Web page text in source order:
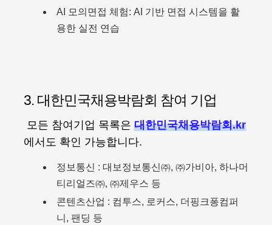
AI 모의면접 체험: AI 기반 면접 시스템을 활
용한 실전 연습
3. 대한민국채용박람회 참여 기업
모든 참여기업 목록은 대한민국채용박람회.kr
에서도 확인 가능합니다.
정보통신 : 대보정보통신㈜, ㈜가비아, 하나머
티리얼즈㈜, ㈜제우스 등
콘텐츠산업 : 컴투스, 로커스, 더핑크퐁컴퍼
니, 팬딩 등